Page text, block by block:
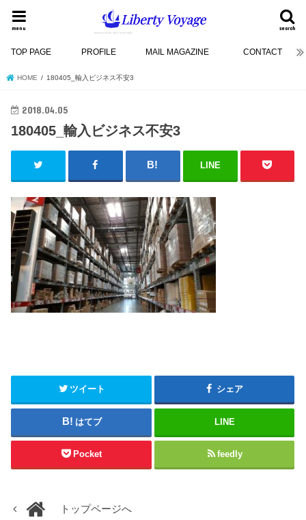
search
menu
TOP PAGE PROFILE MAIL MAGAZINE CONTACT
HOME 180405_輸入ビジネス不安3
2018.04.05
180405_輸入ビジネス不安3
LINE
ツイート シェア
はてブ LINE
Pocket feedly
トップページへ